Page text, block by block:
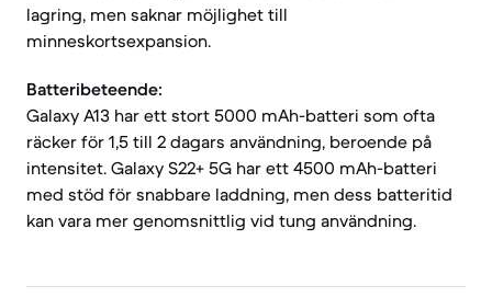
lagring, men saknar möjlighet till
minneskortsexpansion.
Batteribeteende:
Galaxy A13 har ett stort 5000 mAh-batteri som ofta
räcker för 1,5 till 2 dagars användning, beroende på
intensitet. Galaxy S22+ 5G har ett 4500 mAh-batteri
med stöd för snabbare laddning, men dess batteritid
kan vara mer genomsnittlig vid tung användning.